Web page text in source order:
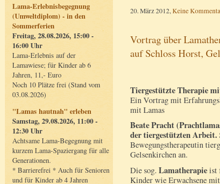
Lama-Erlebnisbegegnung
(Umweltdiplom) - in den
Sommerferien
Freitag, 28.08.2026, 15:00 -
16:00 Uhr
Lama-Erlebnis auf der
Lamawiese; für Kinder ab 6
Jahren, 11,- Euro
Noch 10 Plätze frei (Stand vom
03.08.2026)
"Lamas hautnah" erleben
Samstag, 29.08.2026, 11:00 -
12:30 Uhr
Achtsame Lama-Begegnung mit
kurzem Lama-Spaziergang für alle
Generationen.
* Barrierefrei * Auch für Senioren
und für Kinder ab 4 Jahren
20. März 2012,Keine
Vortrag über
auf Schloss Horst,
Tiergestützte Therapie
Ein Vortrag mit
mit Lamas
Beate Pracht
der tiergestützten Arbeit.
Bewegungstherapeutin
Gelsenkirchen an.
Die sog. Lamatherapieist
Kinder wie Erwachsene mit